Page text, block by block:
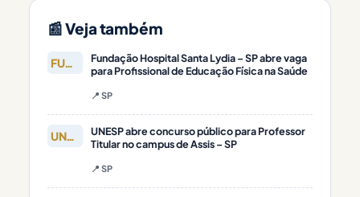
📰 Veja também
FUNDAÇÃO
Fundação Hospital Santa Lydia – SP abre vaga
para Profissional de Educação Física na Saúde
📍 SP
UNESP
UNESP abre concurso público para Professor
Titular no campus de Assis – SP
📍 SP